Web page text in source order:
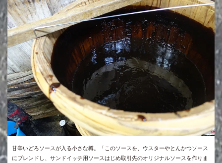
甘辛いどろソースが入る小さな樽。「このソースを、ウスターやとんかつソース
にブレンドし、サンドイッチ用ソースはじめ取引先のオリジナルソースを作りま